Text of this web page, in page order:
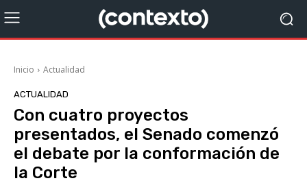
Inicio Actualidad
ACTUALIDAD
Con cuatro proyectos
presentados, el Senado comenzó
el debate por la conformación de
la Corte